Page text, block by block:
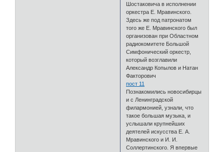
Шостаковича в исполнении
оркестра Е. Мравинского.
Здесь же под патронатом
того же Е. Мравинского был
организован при Областном
радиокомитете Большой
Симфонический оркестр,
который возглавили
Александр Копылов и Натан
Факторович
пост 11
Познакомились новосибирцы
и с Ленинградской
филармонией, узнали, что
такое большая музыка, и
услышали крупнейших
деятелей искусства Е. А.
Мравинского и И. И.
Соллертинского. Я впервые